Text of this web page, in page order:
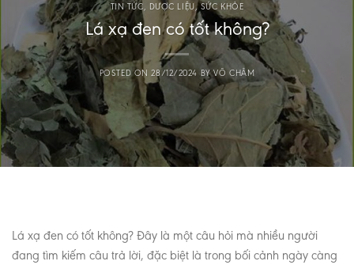
TIN TỨC, DƯỢC LIỆU,SỨC KHỎE
Lá xạ đen có tốt không?
POSTED ON28/12/2024 BYVÕ CHÂM
Lá xạ đen có tốt không? Đây là một câu hỏi mà nhiều người
đang tìm kiếm câu trả lời, đặc biệt là trong bối cảnh ngày càng